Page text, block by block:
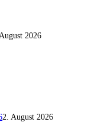
2026
2. August 2026